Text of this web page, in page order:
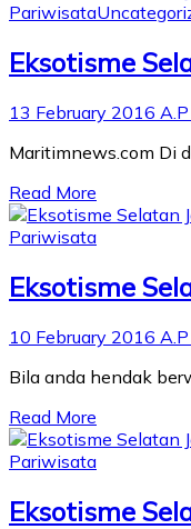
Pariwisata
Eksotisme
13 February 2016
Maritimnews.com Di
Read More
Pariwisata
Eksotisme
10 February 2016
Bila anda hendak
Read More
Pariwisata
Eksotisme